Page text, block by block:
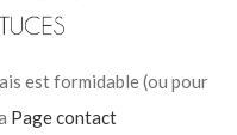
est formidable (ou pour
Page contact